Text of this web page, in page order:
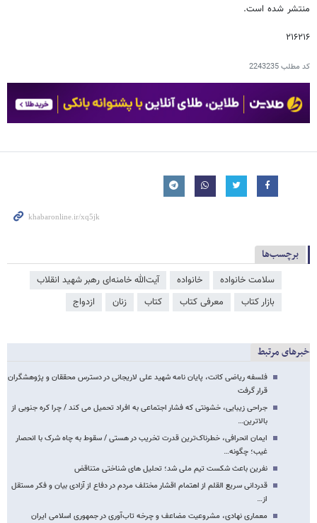
منتشر شده است.
۲۱۶۲۱۶
کد مطلب2243235
برچسب‌ها
سلامت خانواده خانواده
آیت‌الله خامنه‌ای رهبر شهید انقلاب
بازار کتاب
معرفی کتاب کتاب زنان ازدواج
خبرهای مرتبط
فلسفه ریاضی کانت، پایان نامه شهید علی لاریجانی در دسترس محققان و پژوهشگران
قرار گرفت
جراحی زیبایی، خشونتی که فشار اجتماعی به افراد تحمیل می کند / چرا کره جنوبی از
بالاترین…
ایمان انحرافی، خطرناک‌ترین قدرت تخریب در هستی / سقوط به چاه شرک با انحصار
غیب؛ چگونه…
نفرین باعث شکست تیم ملی شد؛ تحلیل های شناختی متناقض
قدردانی سریع القلم از اهتمام اقشار مختلف مردم در دفاع از آزادی بیان و فکر مستقل
از…
معماری نهادی، مشروعیت مضاعف و چرخه تاب‌آوری در جمهوری اسلامی ایران